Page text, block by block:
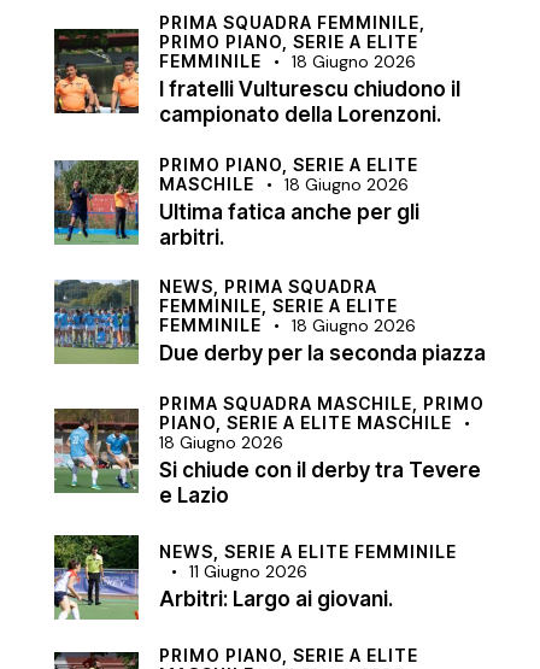
PRIMA SQUADRA FEMMINILE,
PRIMO PIANO, SERIE A ELITE
FEMMINILE
18 Giugno 2026
I fratelli Vulturescu chiudono il
campionato della Lorenzoni.
PRIMO PIANO, SERIE A ELITE
MASCHILE
18 Giugno 2026
Ultima fatica anche per gli
arbitri.
NEWS, PRIMA SQUADRA
FEMMINILE, SERIE A ELITE
FEMMINILE
18 Giugno 2026
Due derby per la seconda piazza
PRIMA SQUADRA MASCHILE, PRIMO
PIANO, SERIE A ELITE MASCHILE
18 Giugno 2026
Si chiude con il derby tra Tevere
e Lazio
NEWS, SERIE A ELITE FEMMINILE
11 Giugno 2026
Arbitri: Largo ai giovani.
PRIMO PIANO, SERIE A ELITE